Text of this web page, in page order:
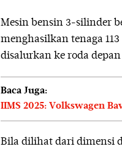
Mesin bensin 3-silinder
menghasilkan tenaga
disalurkan ke roda
Baca Juga:
IIMS 2025: Volkswagen
Bila dilihat dari dimensi